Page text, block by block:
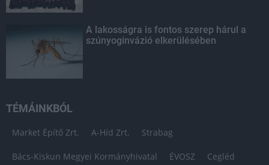
A lakosságra is fontos szerep hárul a
szúnyoginvázió elkerülésében
TÉMÁINKBÓL
Market Építő Zrt. A-Híd Zrt. Strabag
Bács-Kiskun Megyei Kormányhivatal ÉVOSZ Cegléd